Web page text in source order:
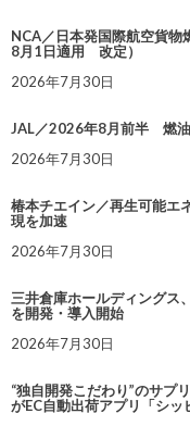
NCA／日本発国際航空貨
8月1日適用 改定）
2026年7月30日
JAL／2026年8月前半 燃油
2026年7月30日
椿本チエイン／再生可能エ
現を加速
2026年7月30日
三井倉庫ホールディングス
を開発・導入開始
2026年7月30日
“独自開発こだわり”のサプ
がEC自動出荷アプリ「シッ